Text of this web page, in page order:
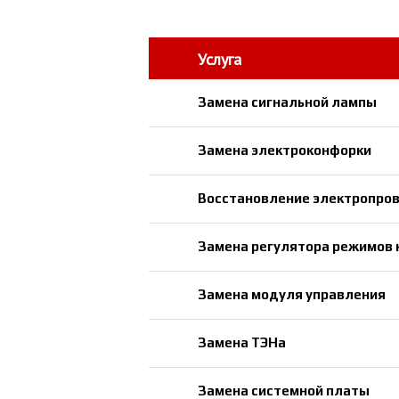
Услуга
Замена сигнальной лампы
Замена электроконфорки
Восстановление
Замена регулятора режимов
Замена модуля управления
Замена ТЭНа
Замена системной платы